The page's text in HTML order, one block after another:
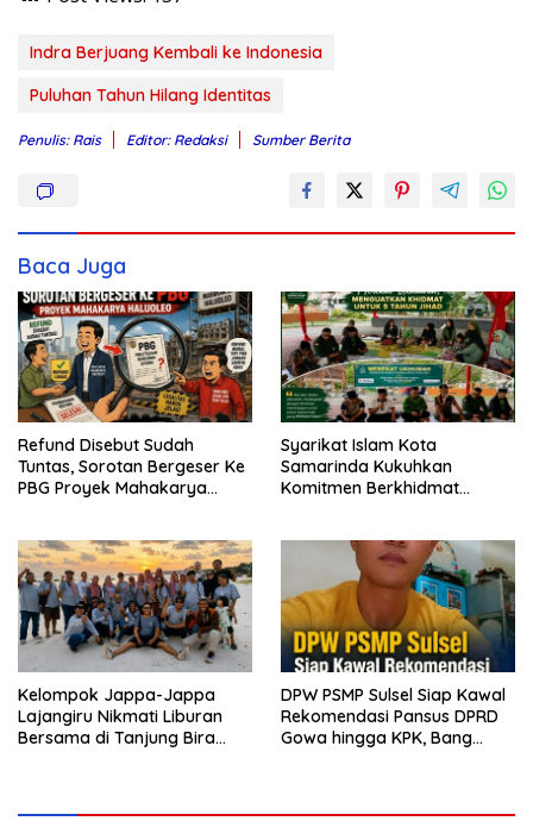
Indra Berjuang Kembali ke Indonesia
Puluhan Tahun Hilang Identitas
Penulis: Rais Editor: Redaksi Sumber Berita
Baca Juga
Refund Disebut Sudah
Tuntas, Sorotan Bergeser Ke
PBG Proyek Mahakarya
Syarikat Islam Kota
Samarinda Kukuhkan
Komitmen Berkhidmat
Kelompok Jappa-Jappa
Lajangiru Nikmati Liburan
Bersama di Tanjung Bira
DPW PSMP Sulsel Siap Kawal
Rekomendasi Pansus DPRD
Gowa hingga KPK, Bang